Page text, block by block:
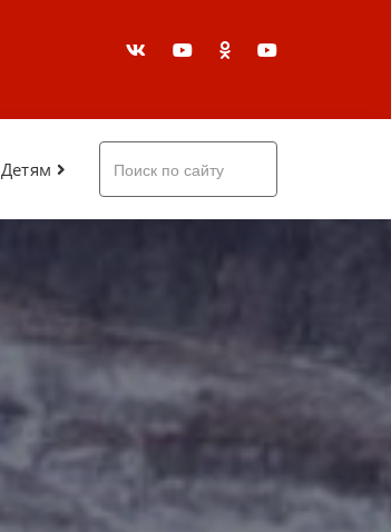
Детям